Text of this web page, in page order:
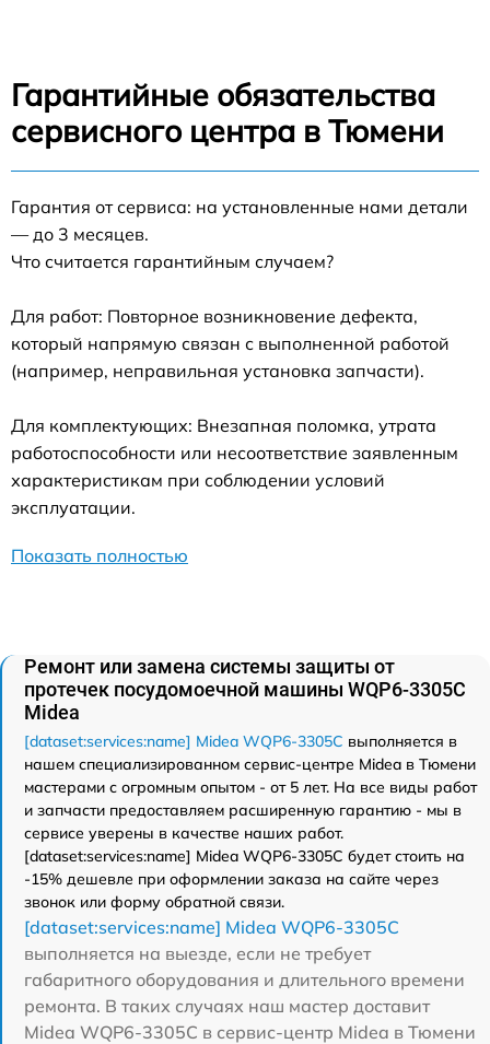
Гарантийные обязательства
сервисного центра в Тюмени
Гарантия от сервиса: на установленные нами детали
— до 3 месяцев.
Что считается гарантийным случаем?
Для работ: Повторное возникновение дефекта,
который напрямую связан с выполненной работой
(например, неправильная установка запчасти).
Для комплектующих: Внезапная поломка, утрата
работоспособности или несоответствие заявленным
характеристикам при соблюдении условий
эксплуатации.
Показать полностью
Ремонт или замена системы защиты от
протечек посудомоечной машины WQP6-3305C
Midea
[dataset:services:name] Midea WQP6-3305C выполняется в
нашем специализированном сервис-центре Midea в Тюмени
мастерами с огромным опытом - от 5 лет. На все виды работ
и запчасти предоставляем расширенную гарантию - мы в
сервисе уверены в качестве наших работ.
[dataset:services:name] Midea WQP6-3305C будет стоить на
-15% дешевле при оформлении заказа на сайте через
звонок или форму обратной связи.
[dataset:services:name] Midea WQP6-3305C
выполняется на выезде, если не требует
габаритного оборудования и длительного времени
ремонта. В таких случаях наш мастер доставит
Midea WQP6-3305C в сервис-центр Midea в Тюмени